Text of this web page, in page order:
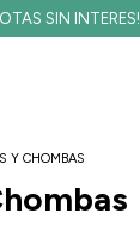
SIN INTERES!
Y CHOMBAS